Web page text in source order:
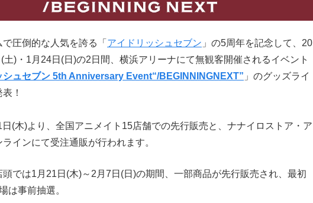
圧倒的な人気を誇る「 アイドリッシュセブン 」の5周年を記念して、20
土)・1月24日(日)の2日間、横浜アリーナにて無観客開催されるイベント
シュセブン 5th Anniversary Event“/BEGINNINGNEXT” 」のグッズライ
！
(木)より、全国アニメイト15店舗での先行販売と、ナナイロストア・ア
インにて受注通販が行われます。
頭では1月21日(木)～2月7日(日)の期間、一部商品が先行販売され、最初
は事前抽選。